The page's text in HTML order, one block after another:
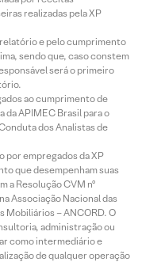
realizadas pela XP
e pelo cumprimento
sendo que, caso constem
será o primeiro
ao cumprimento de
da APIMEC Brasil para o
dos Analistas de
por empregados da XP
que desempenham suas
a Resolução CVM nº
Associação Nacional das
– ANCORD. O
administração ou
como intermediário e
de qualquer operação